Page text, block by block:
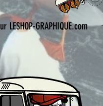
GRAPHIQUE.com
goodies sur notre site de vente